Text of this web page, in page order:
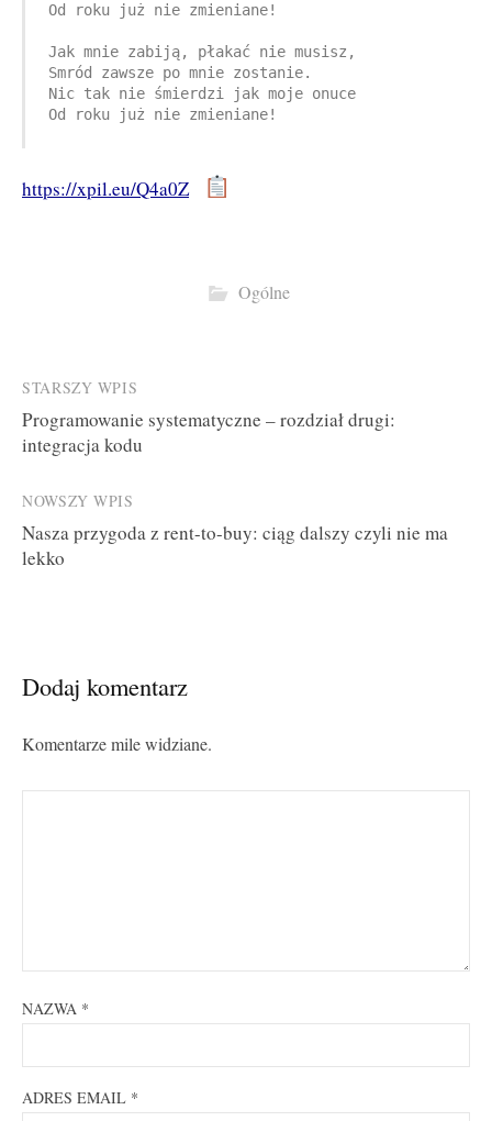
Od roku już nie zmieniane!
Jak mnie zabiją, płakać nie musisz,
Smród zawsze po mnie zostanie.
Nic tak nie śmierdzi jak moje onuce
Od roku już nie zmieniane!
https://xpil.eu/Q4a0Z
Ogólne
Post
navigation
STARSZY WPIS
Programowanie systematyczne – rozdział drugi:
integracja kodu
NOWSZY WPIS
Nasza przygoda z rent-to-buy: ciąg dalszy czyli nie ma
lekko
Dodaj komentarz
Komentarze mile widziane.
NAZWA *
ADRES EMAIL *